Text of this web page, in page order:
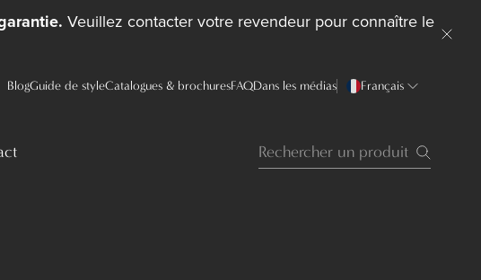
Veuillez contacter votre revendeur pour connaître le
BlogGuide de styleCatalogues & brochuresFAQDans les médias Français